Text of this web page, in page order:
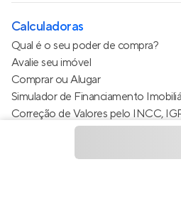
Calculadoras
Qual é o seu poder de compra?
Avalie seu imóvel
Comprar ou Alugar
Simulador de Financiamento
Correção de Valores pelo INCC,
Estimativa de valor do condomínio